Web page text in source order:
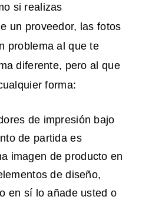
si realizas
un proveedor, las fotos
problema al que te
diferente, pero al que
forma:
de impresión bajo
de partida es
imagen de producto en
de diseño,
en sí lo añade usted o